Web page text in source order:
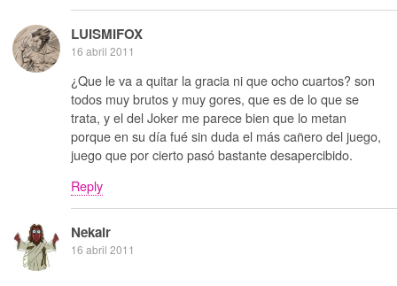
LUISMIFOX
16 abril 2011
¿Que le va a quitar la gracia ni que ocho cuartos? son
todos muy brutos y muy gores, que es de lo que se
trata, y el del Joker me parece bien que lo metan
porque en su día fué sin duda el más cañero del juego,
juego que por cierto pasó bastante desapercibido.
Reply
Nekair
16 abril 2011